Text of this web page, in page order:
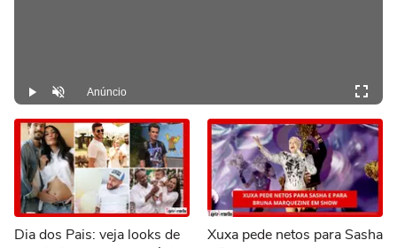
Play DesmutarAnúncio
Dia dos Pais: veja looks de
Xuxa pede netos para Sasha